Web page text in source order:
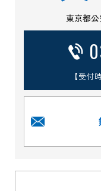
東京都
【受付